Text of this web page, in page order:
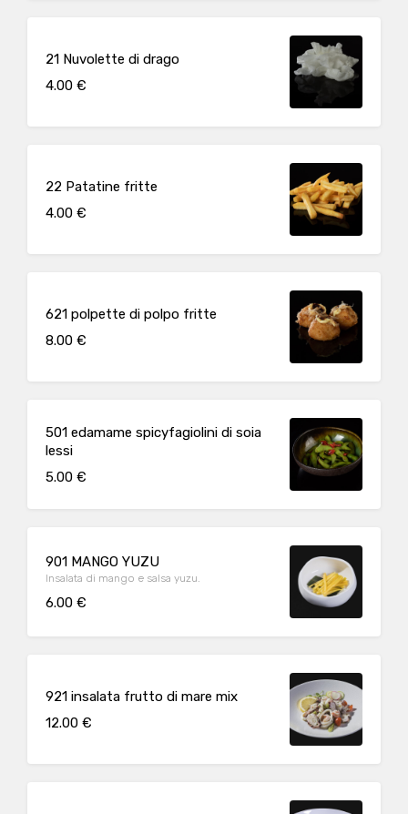
21 Nuvolette di drago
4.00 €
22 Patatine fritte
4.00 €
621 polpette di polpo fritte
8.00 €
501 edamame spicyfagiolini di soia
lessi
5.00 €
901 MANGO YUZU
Insalata di mango e salsa yuzu.
6.00 €
921 insalata frutto di mare mix
12.00 €